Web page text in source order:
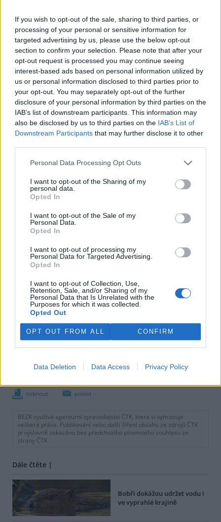
If you wish to opt-out of the sale, sharing to third parties, or
processing of your personal or sensitive information for
targeted advertising by us, please use the below opt-out
section to confirm your selection. Please note that after your
opt-out request is processed you may continue seeing
interest-based ads based on personal information utilized by
us or personal information disclosed to third parties prior to
your opt-out. You may separately opt-out of the further
disclosure of your personal information by third parties on the
IAB’s list of downstream participants. This information may
also be disclosed by us to third parties on the IAB’s List of
Downstream Participants that may further disclose it to other
Personal Data Processing Opt Outs
I want to opt-out of the Sharing of my
personal data.
Opted In
I want to opt-out of the Sale of my
Personal Data.
Opted In
I want to opt-out of processing my
Personal Data for Targeted Advertising.
Opted In
I want to opt-out of Collection, Use,
Retention, Sale, and/or Sharing of my
Personal Data that Is Unrelated with the
Purposes for which it was collected.
Opted Out
OPT OUT FROM ALL CONFIRM
Data Deletion Data Access Privacy Policy
rovnováhu mezi ochranou významných dřevin a
zachováním přirozených procesů v krajině," dodala
Svobodová Kaiferová.
"Na nátěrech začínají pracovat tři firmy, během měsíce by
měla být tato první lokalita hotová a půjdeme na další
úseky ve městě. Všechny tři firmy pracují najednou, ale
každá na jiném úseku řeky. Součástí projektu bude také
průběžné sledování účinnosti navržených opatření a
vyhodnocování jejich přínosu," uvedl náměstek primátora
pro dopravu a životní prostředí Aleš Tolar (STAN).
Upozornil, že červené kříže na stromech v této lokalitě
neznamenají, že je strom určen k pokácení, ale že bude
snížení atraktivity pro bobry.
tisknout poslat
BEZK využívá agenturní zpravodajství ČTK, která si vyhrazuje
veškerá práva. Publikování nebo další šíření obsahu ze zdrojů ČTK
je výslovně zakázáno bez předchozího písemného souhlasu ze
strany ČTK.
Dále čtěte |
Bobři dokážou udržet vodu i
ve vyprahlé krajině